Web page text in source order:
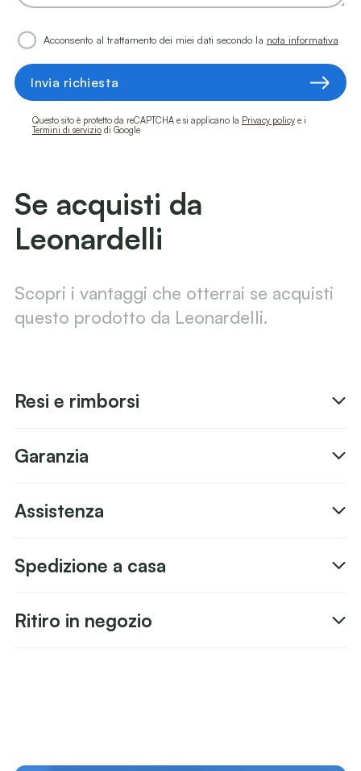
Acconsento al trattamento dei miei dati secondo la nota informativa
Invia richiesta
Questo sito è protetto da reCAPTCHA e si applicano la Privacy policye i
Termini di serviziodi Google
Se acquisti da
Leonardelli
Scopri i vantaggi che otterrai se acquisti
questo prodotto da Leonardelli.
Resi e rimborsi
Garanzia
Assistenza
Spedizione a casa
Ritiro in negozio